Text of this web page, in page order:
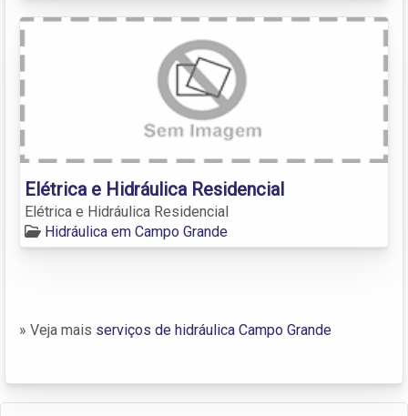
Elétrica e Hidráulica Residencial
Elétrica e Hidráulica Residencial
Hidráulica em Campo Grande
» Veja mais serviços de hidráulica Campo Grande